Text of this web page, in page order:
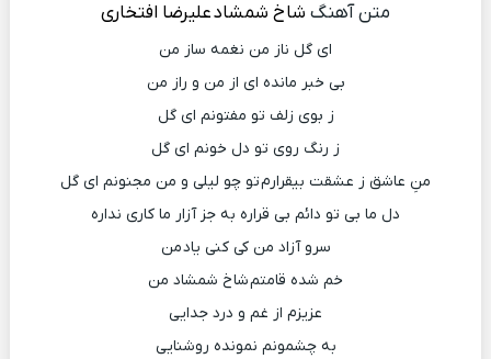
متن آهنگ شاخ شمشادعلیرضا افتخاری
ای گل ناز من نغمه ساز من
بی خبر مانده ای از من و راز من
ز بوی زلف تو مفتونم ای گل
ز رنگ روی تو دل خونم ای گل
منِ عاشق ز عشقت بیقرارم تو چو لیلی و من مجنونم ای گل
دل ما بی تو دائم بی قراره به جز آزار ما کاری نداره
سرو آزاد من کی کنی یاد من
خم شده قامتم شاخ شمشاد من
عزیزم از غم و درد جدایی
به چشمونم نمونده روشنایی